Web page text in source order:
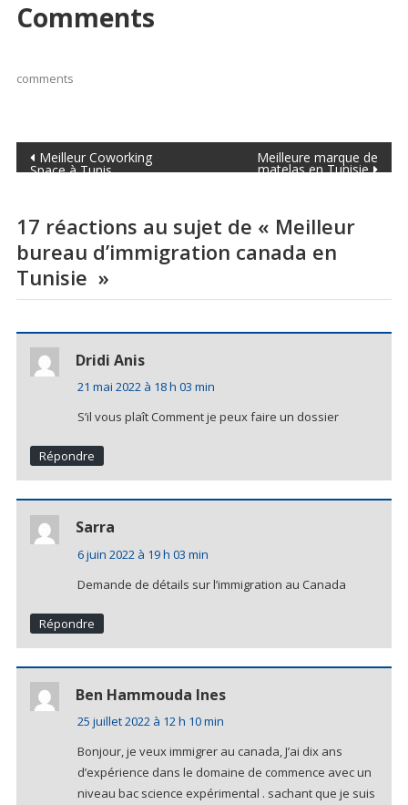
Comments
comments
Navigation
l’article
Meilleur Coworking
Space à Tunis
Meilleure marque de
matelas en Tunisie
17 réactions au sujet de « Meilleur
bureau d’immigration canada en
Tunisie »
Dridi Anis
21 mai 2022 à 18 h 03 min
S’il vous plaît Comment je peux faire un dossier
Répondre
Sarra
6 juin 2022 à 19 h 03 min
Demande de détails sur l’immigration au Canada
Répondre
Ben Hammouda Ines
25 juillet 2022 à 12 h 10 min
Bonjour, je veux immigrer au canada, J’ai dix ans
d’expérience dans le domaine de commence avec un
niveau bac science expérimental . sachant que je suis